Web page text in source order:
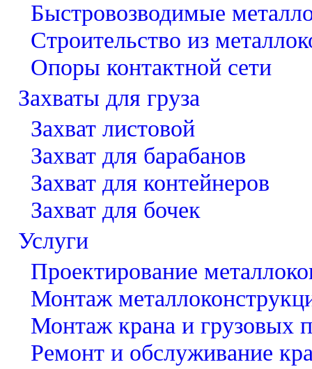
Быстровозводимые
Строительство из
Опоры контактной сети
Захваты для груза
Захват листовой
Захват для барабанов
Захват для контейнеров
Захват для бочек
Услуги
Проектирование
Монтаж
Монтаж крана и грузовых
Ремонт и обслуживание